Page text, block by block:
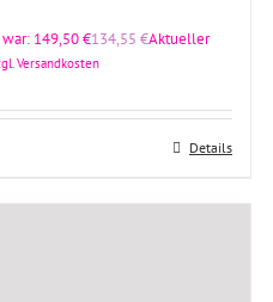
149,50 €134,55 €Aktueller
Versandkosten
Details